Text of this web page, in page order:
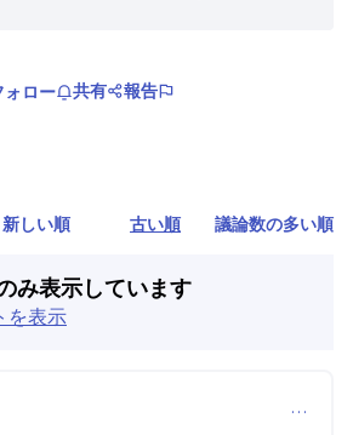
ォロー 共有 報告
新しい順 古い順 議論数の多い順
み表示しています
を表示
への返信) …